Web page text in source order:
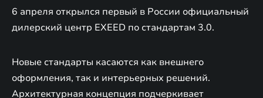
6 апреля открылся первый в России официальный
дилерский центр EXEED по стандартам 3.0.
Новые стандарты касаются как внешнего
оформления, так и интерьерных решений.
Архитектурная концепция подчеркивает